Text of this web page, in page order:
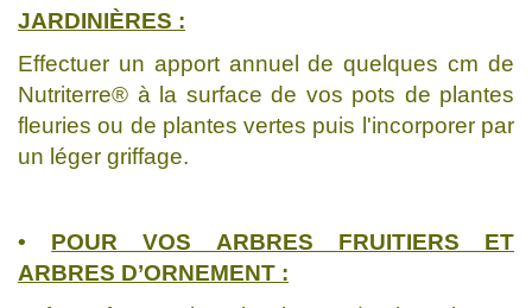
JARDINIÈRES :
Effectuer un apport annuel de quelques cm de
Nutriterre® à la surface de vos pots de plantes
fleuries ou de plantes vertes puis l'incorporer par
un léger griffage.
• POUR VOS ARBRES FRUITIERS ET
ARBRES D’ORNEMENT :